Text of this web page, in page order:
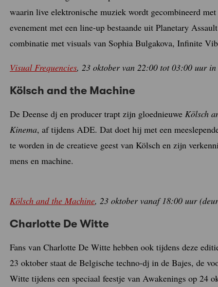
waarin live elektronische muziek wordt gecombineerd
evenement met een line-up bestaande uit Planetary
combinatie met visuals van Sophia Bulgakova, Infinite
Visual Frequencies, 23 oktober van 22:00 tot 03:00 uur in
Kölsch and the Machine
De Deense dj en producer trapt zijn gloednieuwe Kölsch
Kinema, af tijdens ADE. Dat doet hij met een
te worden in de creatieve geest van Kölsch en zijn
mens en machine.
Kölsch and the Machine, 23 oktober vanaf 18:00 uur
Charlotte De Witte
Fans van Charlotte De Witte hebben ook tijdens deze
23 oktober staat de Belgische techno-dj in de Bajes, de
Witte tijdens een speciaal feestje van Awakenings op 24